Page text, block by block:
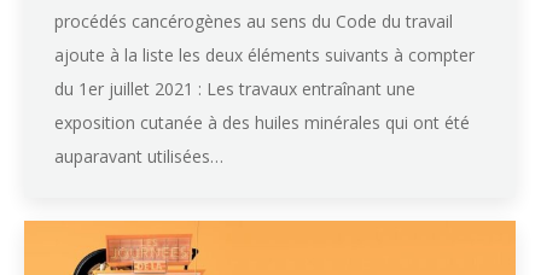
procédés cancérogènes au sens du Code du travail
ajoute à la liste les deux éléments suivants à compter
du 1er juillet 2021 : Les travaux entraînant une
exposition cutanée à des huiles minérales qui ont été
auparavant utilisées…